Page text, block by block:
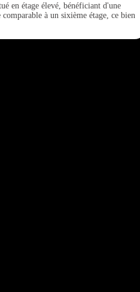
en étage élevé, bénéficiant d'une
à un sixième étage, ce bien